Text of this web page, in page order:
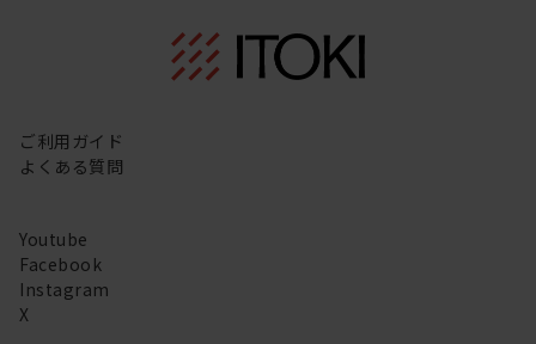
ご利用ガイド
よくある質問
Youtube
Facebook
Instagram
X